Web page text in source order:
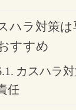
ハラ対策は
すすめ
カスハラ
任